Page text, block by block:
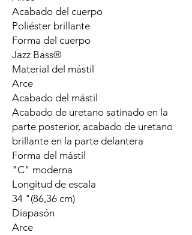
Acabado del cuerpo
Poliéster brillante
Forma del cuerpo
Jazz Bass®
Material del mástil
Arce
Acabado del mástil
Acabado de uretano satinado en la
parte posterior, acabado de uretano
brillante en la parte delantera
Forma del mástil
"C" moderna
Longitud de escala
34 "(86,36 cm)
Diapasón
Arce